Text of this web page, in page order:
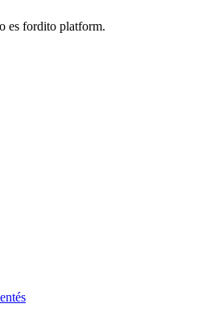
es fordito platform.